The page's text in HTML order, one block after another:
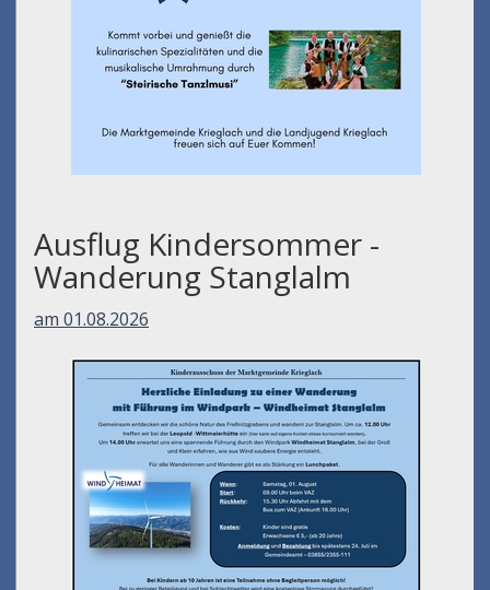
Ausflug Kindersommer -
Wanderung Stanglalm
am 01.08.2026